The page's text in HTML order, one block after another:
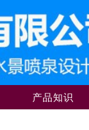
产品知识